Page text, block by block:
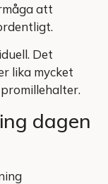
att
Det
lika mycket
dagen